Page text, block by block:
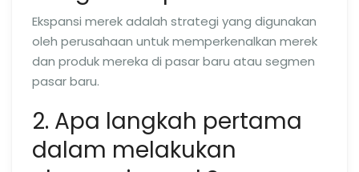
Ekspansi merek adalah strategi yang digunakan
oleh perusahaan untuk memperkenalkan merek
dan produk mereka di pasar baru atau segmen
pasar baru.
2. Apa langkah pertama
dalam melakukan